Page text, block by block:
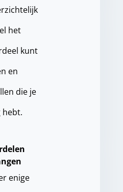
het
kunt
en
die je
hebt.
enige